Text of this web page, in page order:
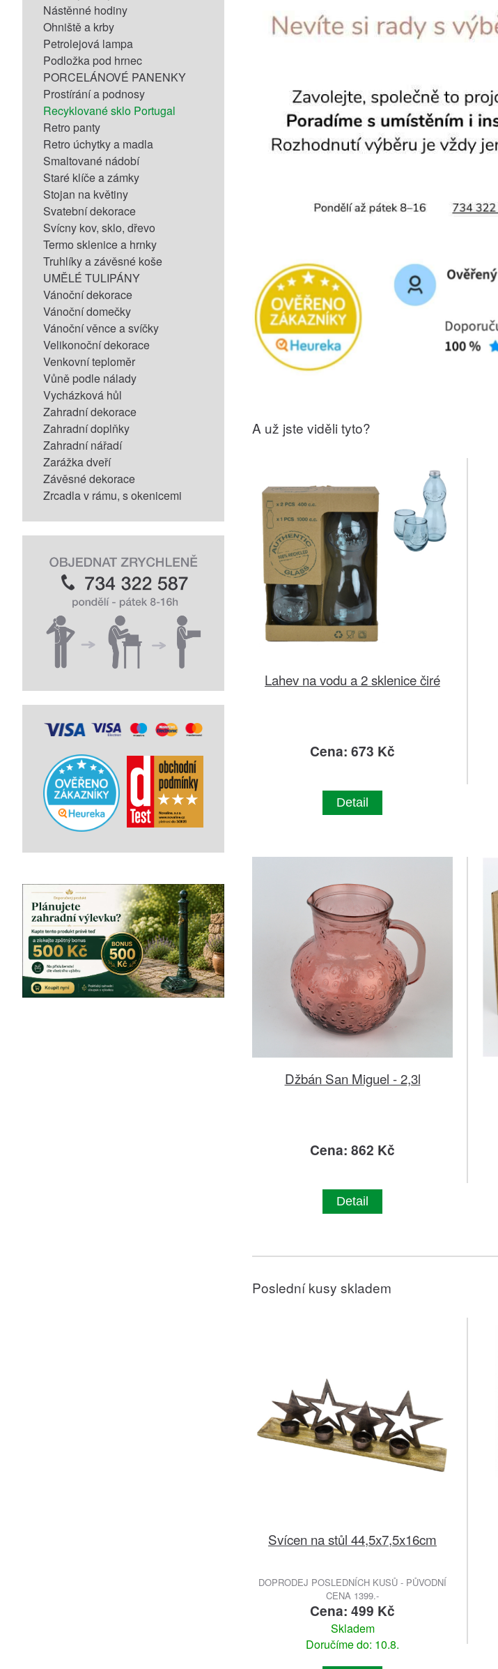
Nástěnné hodiny
Ohniště a krby
Petrolejová lampa
Podložka pod hrnec
PORCELÁNOVÉ PANENKY
Prostírání a podnosy
Recyklované sklo Portugal
Retro panty
Retro úchytky a madla
Smaltované nádobí
Staré klíče a zámky
Stojan na květiny
Svatební dekorace
Svícny kov, sklo, dřevo
Termo sklenice a hrnky
Truhlíky a závěsné koše
UMĚLÉ TULIPÁNY
Vánoční dekorace
Vánoční domečky
Vánoční věnce a svíčky
Velikonoční dekorace
Venkovní teploměr
Vůně podle nálady
Vycházková hůl
Zahradní dekorace
Zahradní doplňky
Zahradní nářadí
Zarážka dveří
Závěsné dekorace
Zrcadla v rámu, s okenicemi
A už jste viděli tyto?
Lahev na vodu a 2 sklenice čiré
Cena: 673 Kč
Detail
Džbán San Miguel - 2,3l
Cena: 862 Kč
Detail
Poslední kusy skladem
Svícen na stůl 44,5x7,5x16cm
DOPRODEJ POSLEDNÍCH KUSŮ - PŮVODNÍ
CENA 1399.-
Cena: 499 Kč
Skladem
Doručíme do: 10.8.